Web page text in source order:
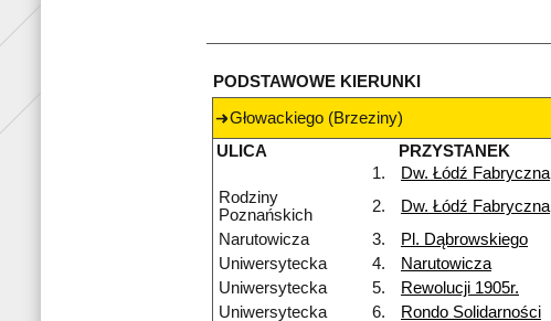
PODSTAWOWE KIERUNKI
Głowackiego (Brzeziny)
ULICA
PRZYSTANEK
1.
Dw. Łódź Fabryczna
Rodziny
Poznańskich
2. Dw. Łódź Fabryczna
Narutowicza 3. Pl. Dąbrowskiego
Uniwersytecka
4. Narutowicza
Uniwersytecka
5. Rewolucji 1905r.
Uniwersytecka
6. Rondo Solidarności